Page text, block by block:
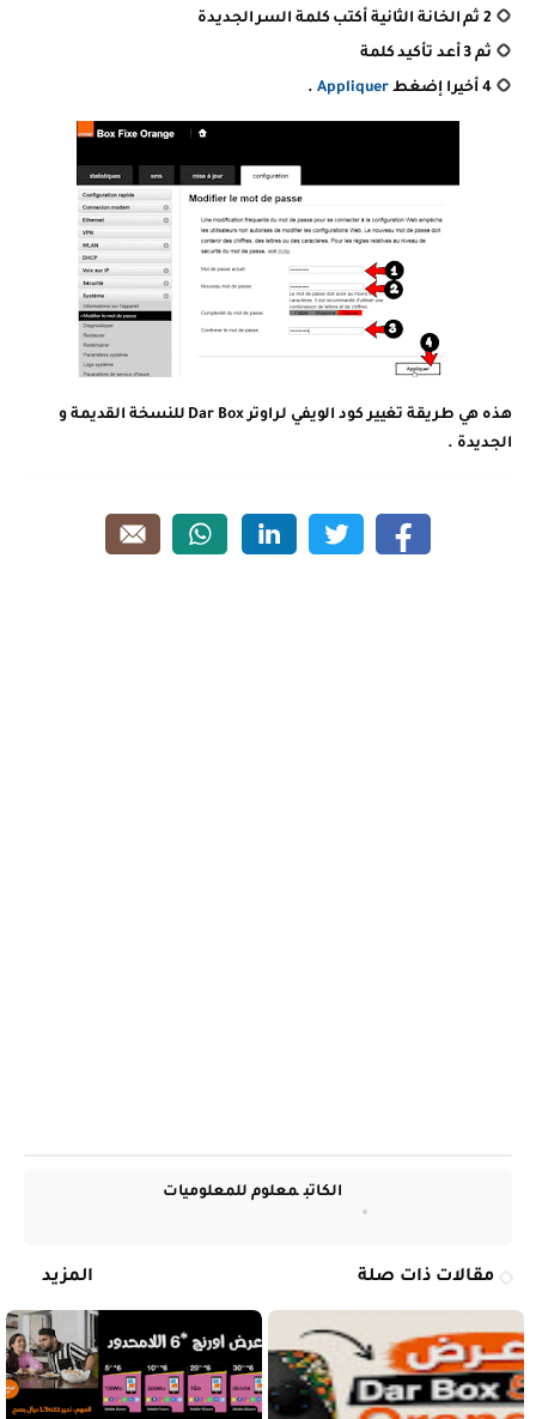
2 ثم الخانة الثانية أكتب كلمة السر الجديدة
ثم 3 أعد تأكيد كلمة
4 أخيرا إضغط Appliquer
.
هذه هي طريقة تغيير كود الويفي لراوتر Dar Box للنسخة القديمة و
الجديدة .
الكاتب معلوم للمعلوميات
مقالات ذات صلة المزيد